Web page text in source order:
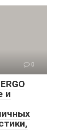
0
и